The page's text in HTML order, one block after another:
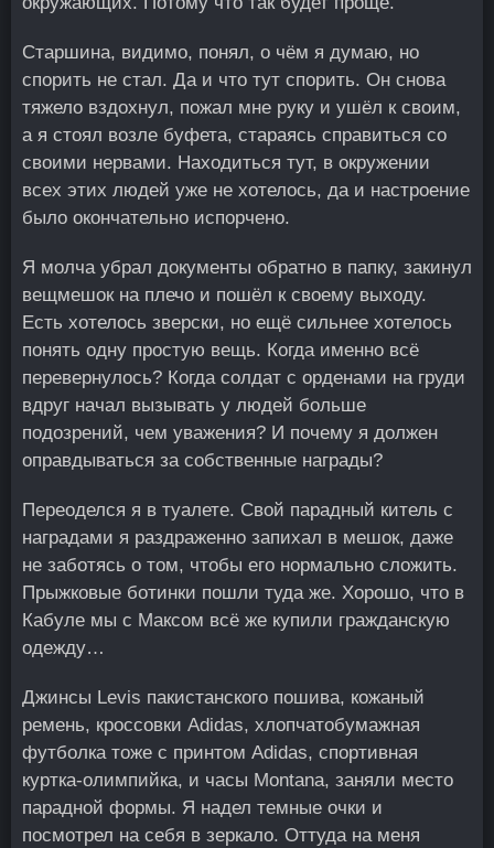
Старшина, видимо, понял, о чём я думаю, но
спорить не стал. Да и что тут спорить. Он снова
тяжело вздохнул, пожал мне руку и ушёл к своим,
а я стоял возле буфета, стараясь справиться со
своими нервами. Находиться тут, в окружении
всех этих людей уже не хотелось, да и настроение
было окончательно испорчено.
Я молча убрал документы обратно в папку, закинул
вещмешок на плечо и пошёл к своему выходу.
Есть хотелось зверски, но ещё сильнее хотелось
понять одну простую вещь. Когда именно всё
перевернулось? Когда солдат с орденами на груди
вдруг начал вызывать у людей больше
подозрений, чем уважения? И почему я должен
оправдываться за собственные награды?
Переоделся я в туалете. Свой парадный китель с
наградами я раздраженно запихал в мешок, даже
не заботясь о том, чтобы его нормально сложить.
Прыжковые ботинки пошли туда же. Хорошо, что в
Кабуле мы с Максом всё же купили гражданскую
одежду…
Джинсы Levis пакистанского пошива, кожаный
ремень, кроссовки Adidas, хлопчатобумажная
футболка тоже с принтом Adidas, спортивная
куртка-олимпийка, и часы Montana, заняли место
парадной формы. Я надел темные очки и
посмотрел на себя в зеркало. Оттуда на меня